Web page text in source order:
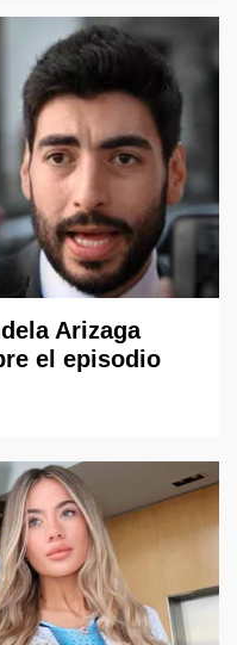
Arizaga
el episodio